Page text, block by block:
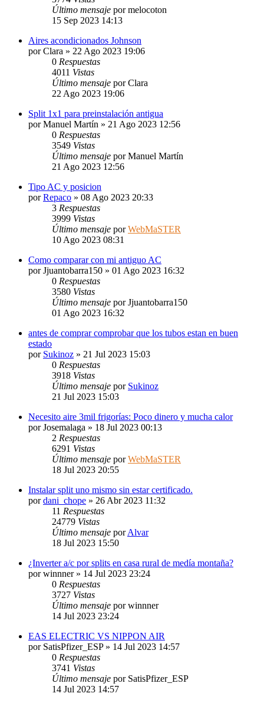
Último mensaje pormelocoton
15 Sep 2023 14:13
Aires acondicionados Johnson
porClara » 22 Ago 2023 19:06
0 Respuestas
4011 Vistas
Último mensaje porClara
22 Ago 2023 19:06
Split 1x1 para preinstalación antigua
porManuel Martín » 21 Ago 2023 12:56
0 Respuestas
3549 Vistas
Último mensaje porManuel Martín
21 Ago 2023 12:56
Tipo AC y posicion
porRepaco » 08 Ago 2023 20:33
3 Respuestas
3999 Vistas
Último mensaje porWebMaSTER
10 Ago 2023 08:31
Como comparar con mi antiguo AC
porJjuantobarra150 » 01 Ago 2023 16:32
0 Respuestas
3580 Vistas
Último mensaje porJjuantobarra150
01 Ago 2023 16:32
antes de comprar comprobar que los tubos estan en buen
estado
por Sukinoz » 21 Jul 2023 15:03
0 Respuestas
3918 Vistas
Último mensaje por Sukinoz
21 Jul 2023 15:03
Necesito aire 3mil frigorías: Poco dinero y mucha calor
porJosemalaga » 18 Jul 2023 00:13
2 Respuestas
6291 Vistas
Último mensaje porWebMaSTER
18 Jul 2023 20:55
Instalar split uno mismo sin estar certificado.
pordani_chope » 26 Abr 2023 11:32
11 Respuestas
24779 Vistas
Último mensaje porAlvar
18 Jul 2023 15:50
¿Inverter a/c por splits en casa rural de medía montaña?
porwinnner» 14 Jul 2023 23:24
0 Respuestas
3727 Vistas
Último mensaje porwinnner
14 Jul 2023 23:24
EAS ELECTRIC VS NIPPON AIR
por SatisPfizer_ESP» 14 Jul 2023 14:57
0 Respuestas
3741 Vistas
Último mensaje por SatisPfizer_ESP
14 Jul 2023 14:57